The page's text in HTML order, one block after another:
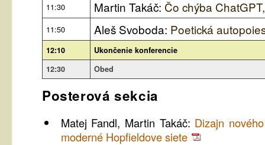
11:30 Martin Takáč: Čo chýba
11:50 Aleš Svoboda: Poetická
12:10
Ukončenie konferencie
12:30
Obed
Posterová sekcia
Matej Fandl, Martin Takáč: Dizajn
moderné Hopfieldove siete